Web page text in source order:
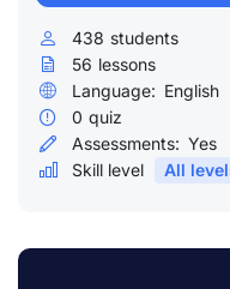
438 students
56 lessons
Language: English
0 quiz
Assessments: Yes
Skill level
All